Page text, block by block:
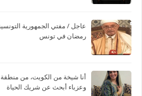
عاجل / مفتي الجمهورية
رمضان في تونس
وعزباء أبحث عن شريك الحياة